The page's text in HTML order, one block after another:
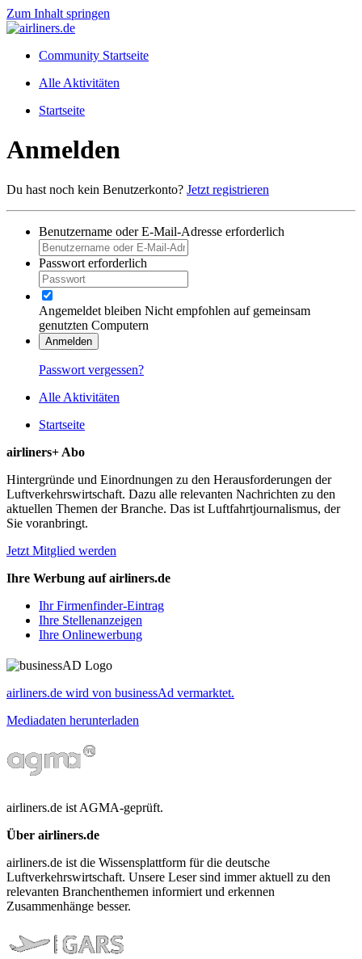
Zum Inhalt springen
Community Startseite
Alle Aktivitäten
Startseite
Anmelden
Du hast noch kein Benutzerkonto? Jetzt registrieren
Benutzername oder E-Mail-Adresse erforderlich
Passwort erforderlich
Angemeldet bleiben Nicht empfohlen auf gemeinsam
genutzten Computern
Anmelden
Passwort vergessen?
Alle Aktivitäten
Startseite
airliners+ Abo
Hintergründe und Einordnungen zu den Herausforderungen der
Luftverkehrswirtschaft. Dazu alle relevanten Nachrichten zu den
aktuellen Themen der Branche. Das ist Luftfahrtjournalismus, der
Sie voranbringt.
Jetzt Mitglied werden
Ihre Werbung auf airliners.de
Ihr Firmenfinder-Eintrag
Ihre Stellenanzeigen
Ihre Onlinewerbung
airliners.de wird von businessAd vermarktet.
Mediadaten herunterladen
airliners.de ist AGMA-geprüft.
Über airliners.de
airliners.de ist die Wissensplattform für die deutsche
Luftverkehrswirtschaft. Unsere Leser sind immer aktuell zu den
relevanten Branchenthemen informiert und erkennen
Zusammenhänge besser.